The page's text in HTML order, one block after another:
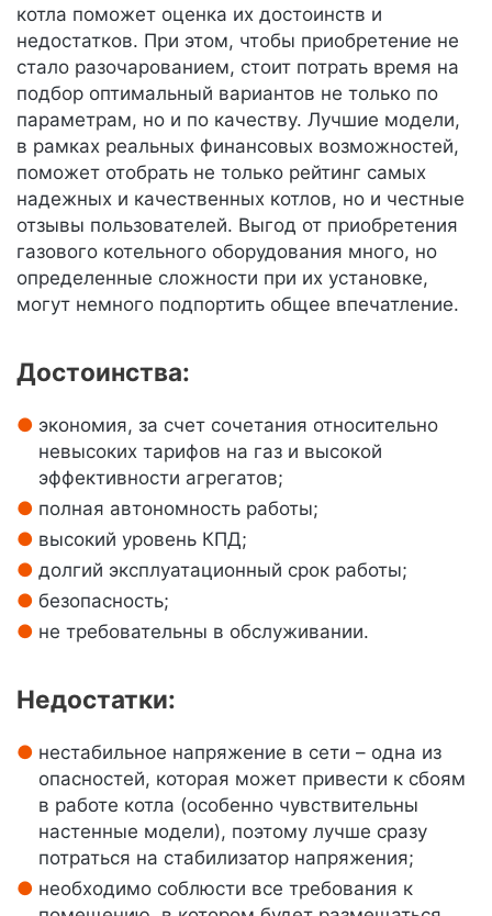
котла поможет оценка их достоинств и
недостатков. При этом, чтобы приобретение не
стало разочарованием, стоит потрать время на
подбор оптимальный вариантов не только по
параметрам, но и по качеству. Лучшие модели,
в рамках реальных финансовых возможностей,
поможет отобрать не только рейтинг самых
надежных и качественных котлов, но и честные
отзывы пользователей. Выгод от приобретения
газового котельного оборудования много, но
определенные сложности при их установке,
могут немного подпортить общее впечатление.
Достоинства:
экономия, за счет сочетания относительно
невысоких тарифов на газ и высокой
эффективности агрегатов;
полная автономность работы;
высокий уровень КПД;
долгий эксплуатационный срок работы;
безопасность;
не требовательны в обслуживании.
Недостатки:
нестабильное напряжение в сети – одна из
опасностей, которая может привести к сбоям
в работе котла (особенно чувствительны
настенные модели), поэтому лучше сразу
потраться на стабилизатор напряжения;
необходимо соблюсти все требования к